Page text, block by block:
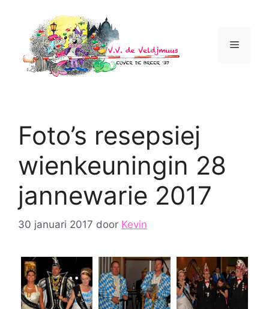
inhoud
Menu
Foto’s resepsiej
wienkeuningin 28
jannewarie 2017
30 januari 2017 door Kevin